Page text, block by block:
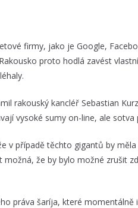
firmy, jako je Google,
proto hodlá zavést
rakouský kancléř Sebastian
vysoké sumy on-line, ale sotva
v případě těchto gigantů by
možná, že by bylo možné zrušit
práva šaríja, které